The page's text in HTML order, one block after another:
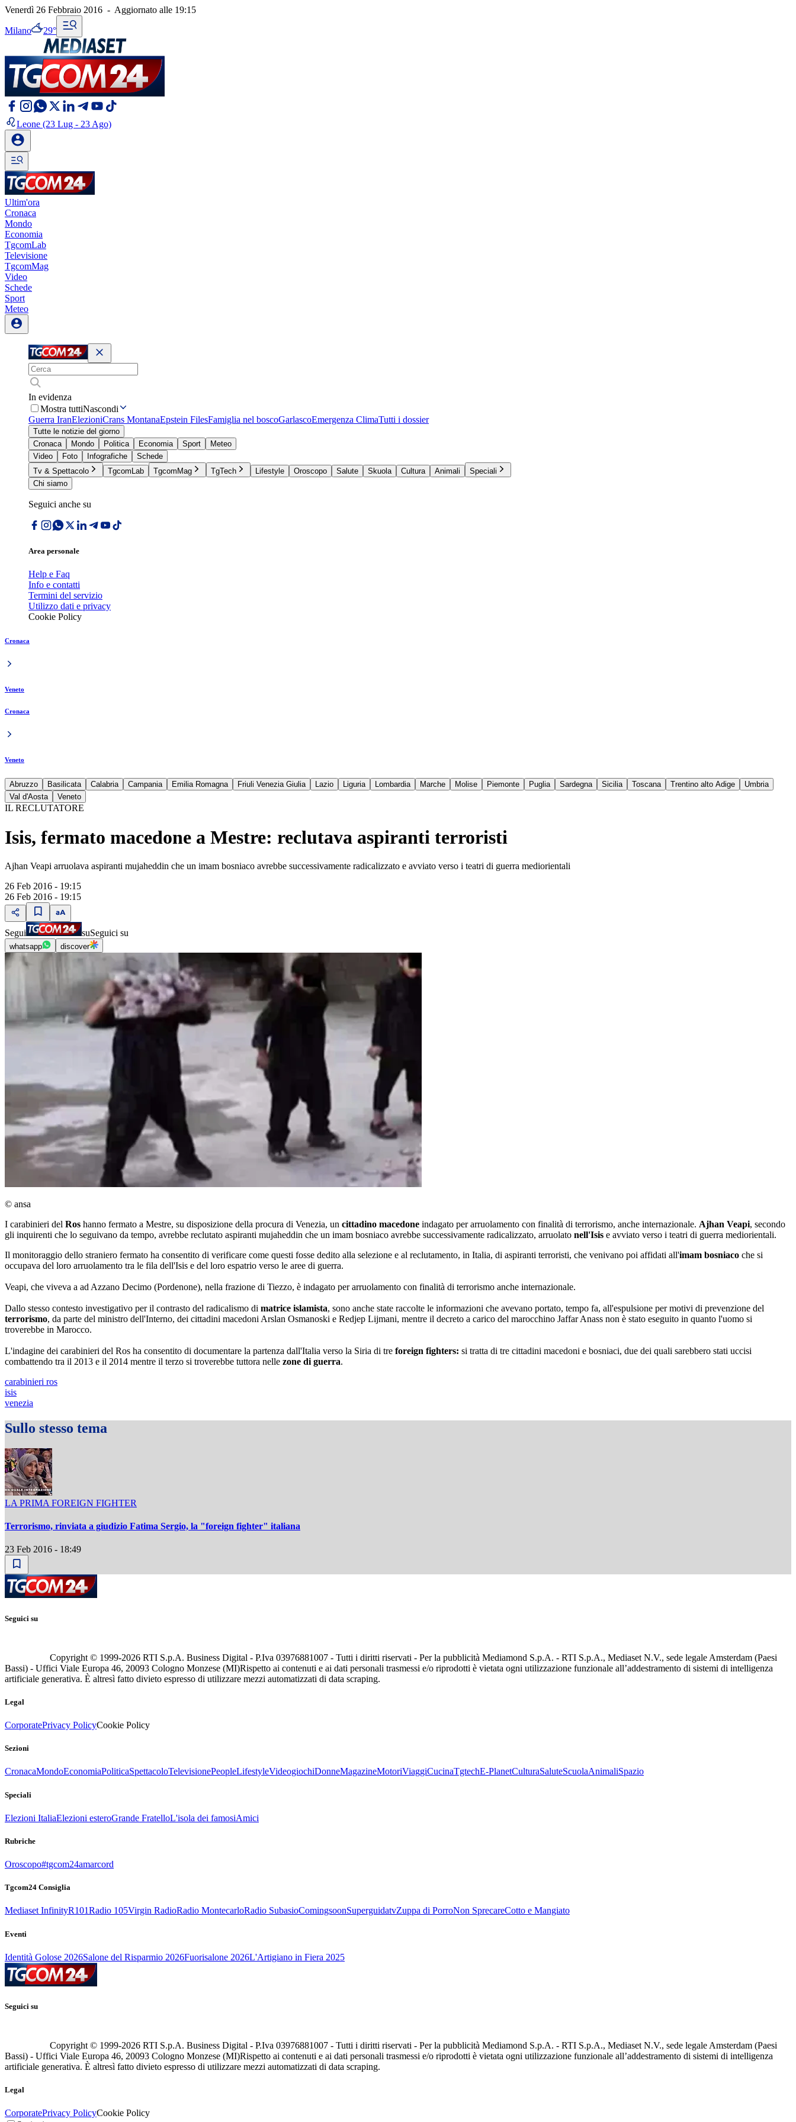
Venerdì 26 Febbraio 2016 - Aggiornato alle 19:15
Milano 29°
Leone (23 Lug - 23 Ago)
Ultim'ora
Cronaca
Mondo
Economia
TgcomLab
Televisione
TgcomMag
Video
Schede
Sport
Meteo
In evidenza
Mostra tuttiNascondi
Guerra IranElezioniCrans MontanaEpstein FilesFamiglia nel boscoGarlascoEmergenza ClimaTutti i dossier
Tutte le notizie del giorno
Cronaca
Mondo Politica Economia Sport
Meteo
Video
Foto Infografiche
Schede
Tv & Spettacolo
TgcomLab TgcomMag TgTech Lifestyle Oroscopo Salute Skuola Cultura Animali
Speciali
Chi siamo
Seguici anche su
Area personale
Help e Faq
Info e contatti
Termini del servizio
Utilizzo dati e privacy
Cookie Policy
Cronaca
Veneto
Cronaca
Veneto
Abruzzo Basilicata Calabria Campania Emilia Romagna Friuli Venezia Giulia Lazio Liguria Lombardia Marche Molise Piemonte Puglia Sardegna Sicilia Toscana Trentino alto Adige
Umbria
Val d'Aosta
Veneto
IL RECLUTATORE
Isis, fermato macedone a Mestre: reclutava aspiranti terroristi
Ajhan Veapi arruolava aspiranti mujaheddin che un imam bosniaco avrebbe successivamente radicalizzato e avviato verso i teatri di guerra mediorientali
26 Feb 2016 - 19:15
26 Feb 2016 - 19:15
Segui suSeguici su
whatsapp discover
© ansa
I carabinieri del Ros hanno fermato a Mestre, su disposizione della procura di Venezia, un cittadino macedone indagato per arruolamento con finalità di terrorismo, anche internazionale. Ajhan Veapi, secondo
gli inquirenti che lo seguivano da tempo, avrebbe reclutato aspiranti mujaheddin che un imam bosniaco avrebbe successivamente radicalizzato, arruolato nell'Isis e avviato verso i teatri di guerra mediorientali.
Il monitoraggio dello straniero fermato ha consentito di verificare come questi fosse dedito alla selezione e al reclutamento, in Italia, di aspiranti terroristi, che venivano poi affidati all'imam bosniaco che si
occupava del loro arruolamento tra le fila dell'Isis e del loro espatrio verso le aree di guerra.
Veapi, che viveva a ad Azzano Decimo (Pordenone), nella frazione di Tiezzo, è indagato per arruolamento con finalità di terrorismo anche internazionale.
Dallo stesso contesto investigativo per il contrasto del radicalismo di matrice islamista, sono anche state raccolte le informazioni che avevano portato, tempo fa, all'espulsione per motivi di prevenzione del
terrorismo, da parte del ministro dell'Interno, dei cittadini macedoni Arslan Osmanoski e Redjep Lijmani, mentre il decreto a carico del marocchino Jaffar Anass non è stato eseguito in quanto l'uomo si
troverebbe in Marocco.
L'indagine dei carabinieri del Ros ha consentito di documentare la partenza dall'Italia verso la Siria di tre foreign fighters: si tratta di tre cittadini macedoni e bosniaci, due dei quali sarebbero stati uccisi
combattendo tra il 2013 e il 2014 mentre il terzo si troverebbe tuttora nelle zone di guerra.
carabinieri ros
isis
venezia
Sullo stesso tema
LA PRIMA FOREIGN FIGHTER
Terrorismo, rinviata a giudizio Fatima Sergio, la "foreign fighter" italiana
23 Feb 2016 - 18:49
Seguici su
Copyright © 1999-2026 RTI S.p.A. Business Digital - P.Iva 03976881007 - Tutti i diritti riservati - Per la pubblicità Mediamond S.p.A. - RTI S.p.A., Mediaset N.V., sede legale Amsterdam (Paesi
Bassi) - Uffici Viale Europa 46, 20093 Cologno Monzese (MI)Rispetto ai contenuti e ai dati personali trasmessi e/o riprodotti è vietata ogni utilizzazione funzionale all’addestramento di sistemi di intelligenza
artificiale generativa. È altresì fatto divieto espresso di utilizzare mezzi automatizzati di data scraping.
Legal
CorporatePrivacy PolicyCookie Policy
Sezioni
CronacaMondoEconomiaPoliticaSpettacoloTelevisionePeopleLifestyleVideogiochiDonneMagazineMotoriViaggiCucinaTgtechE-PlanetCulturaSaluteScuolaAnimaliSpazio
Speciali
Elezioni ItaliaElezioni esteroGrande FratelloL'isola dei famosiAmici
Rubriche
Oroscopo#tgcom24amarcord
Tgcom24 Consiglia
Mediaset InfinityR101Radio 105Virgin RadioRadio MontecarloRadio SubasioComingsoonSuperguidatvZuppa di PorroNon SprecareCotto e Mangiato
Eventi
Identità Golose 2026Salone del Risparmio 2026Fuorisalone 2026L'Artigiano in Fiera 2025
Seguici su
Copyright © 1999-2026 RTI S.p.A. Business Digital - P.Iva 03976881007 - Tutti i diritti riservati - Per la pubblicità Mediamond S.p.A. - RTI S.p.A., Mediaset N.V., sede legale Amsterdam (Paesi
Bassi) - Uffici Viale Europa 46, 20093 Cologno Monzese (MI)Rispetto ai contenuti e ai dati personali trasmessi e/o riprodotti è vietata ogni utilizzazione funzionale all’addestramento di sistemi di intelligenza
artificiale generativa. È altresì fatto divieto espresso di utilizzare mezzi automatizzati di data scraping.
Legal
CorporatePrivacy PolicyCookie Policy